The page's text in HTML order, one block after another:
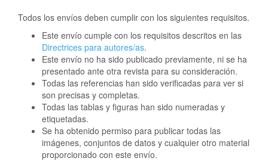
Todos los envíos deben cumplir con los siguientes requisitos.
Este envío cumple con los requisitos descritos en las
Directrices para autores/as.
Este envío no ha sido publicado previamente, ni se ha
presentado ante otra revista para su consideración.
Todas las referencias han sido verificadas para ver si
son precisas y completas.
Todas las tablas y figuras han sido numeradas y
etiquetadas.
Se ha obtenido permiso para publicar todas las
imágenes, conjuntos de datos y cualquier otro material
proporcionado con este envío.